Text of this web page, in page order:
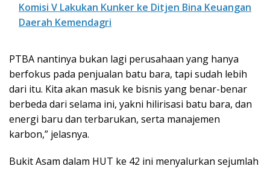
Komisi V Lakukan Kunker ke Ditjen Bina Keuangan
Daerah Kemendagri
PTBA nantinya bukan lagi perusahaan yang hanya
berfokus pada penjualan batu bara, tapi sudah lebih
dari itu. Kita akan masuk ke bisnis yang benar-benar
berbeda dari selama ini, yakni hilirisasi batu bara, dan
energi baru dan terbarukan, serta manajemen
karbon,” jelasnya.
Bukit Asam dalam HUT ke 42 ini menyalurkan sejumlah